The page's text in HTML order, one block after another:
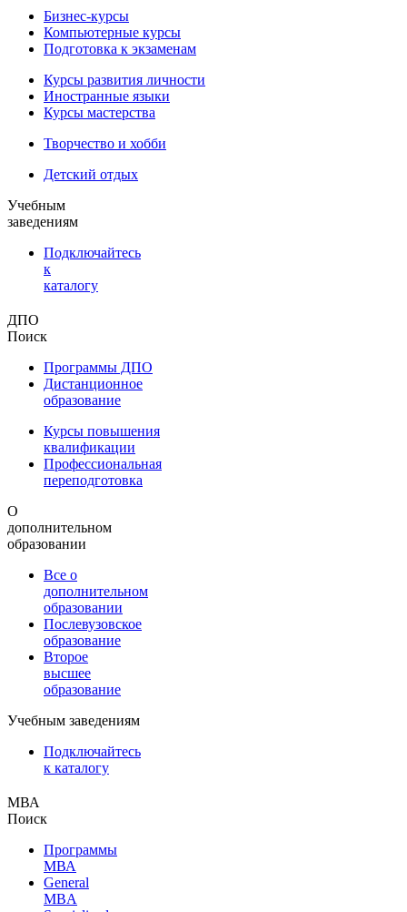
Бизнес-курсы
Компьютерные курсы
Подготовка к экзаменам
Курсы развития личности
Иностранные языки
Курсы мастерства
Творчество и хобби
Детский отдых
Учебным
заведениям
Подключайтесь
к
каталогу
ДПО
Поиск
Программы ДПО
Дистанционное
образование
Курсы повышения
квалификации
Профессиональная
переподготовка
О
дополнительном
образовании
Все о
дополнительном
образовании
Послевузовское
образование
Второе
высшее
образование
Учебным заведениям
Подключайтесь
к каталогу
МВА
Поиск
Программы
МВА
General
MBA